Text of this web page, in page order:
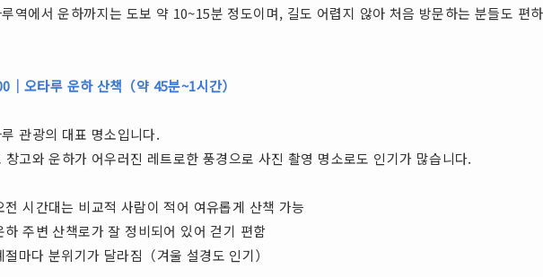
역에서 운하까지는 도보 약 10~15분 정도이며, 길도 어렵지 않아 처음 방문하는 분들도 편
｜오타루 운하 산책（약 45분~1시간）
관광의 대표 명소입니다.
창고와 운하가 어우러진 레트로한 풍경으로 사진 촬영 명소로도 인기가 많습니다.
전 시간대는 비교적 사람이 적어 여유롭게 산책 가능
하 주변 산책로가 잘 정비되어 있어 걷기 편함
절마다 분위기가 달라짐（겨울 설경도 인기）